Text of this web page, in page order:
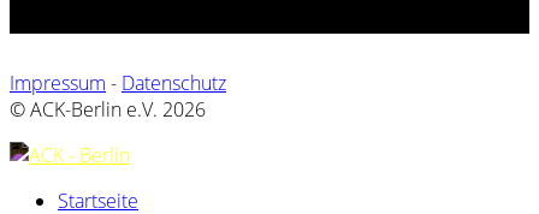
Impressum - Datenschutz
© ACK-Berlin e.V. 2026
Startseite